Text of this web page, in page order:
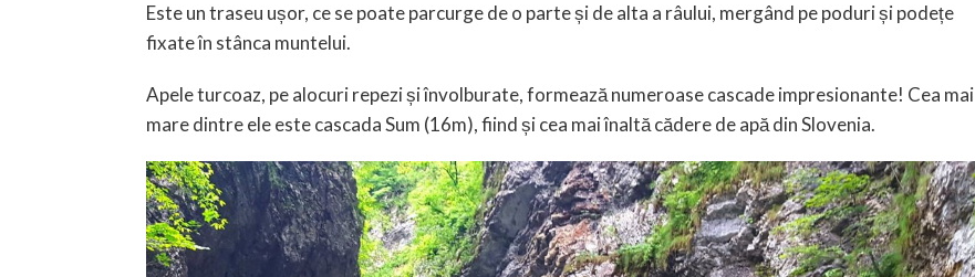
Este un traseu ușor, ce se poate parcurge de o parte și de alta a râului, mergând pe poduri și podețe
fixate în stânca muntelui.
Apele turcoaz, pe alocuri repezi și învolburate, formează numeroase cascade impresionante! Cea mai
mare dintre ele este cascada Sum (16m), fiind și cea mai înaltă cădere de apă din Slovenia.